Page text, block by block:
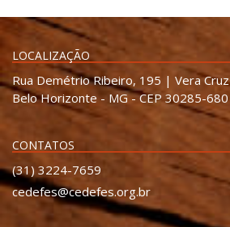
LOCALIZAÇÃO
Rua Demétrio Ribeiro, 195 | Vera Cruz
Belo Horizonte - MG - CEP 30285-680
CONTATOS
(31) 3224-7659
cedefes@cedefes.org.br